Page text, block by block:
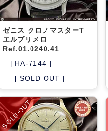
ゼニス クロノマスターT
エルプリメロ
Ref.01.0240.41
[ HA-7144 ]
[ SOLD OUT ]
SOLD-OUT